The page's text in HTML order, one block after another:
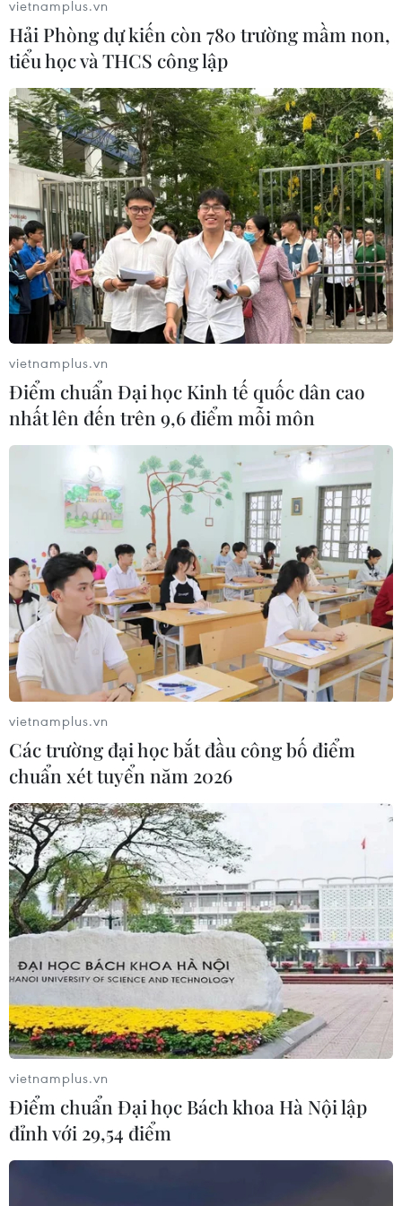
Triều Tiên từ chối để Thụy Điển làm trung
gian cho đàm phán với Mỹ
19/11/2019 08:50
Trưởng đoàn đàm phán Triều Tiên Kim Myong-gil tuyên
bố: "Tôi nghĩ Thụy Điển không cần phải nỗ lực tổ chức
đối thoại cho Triều Tiên và Mỹ nữa."
Nga kêu gọi Mỹ và Triều Tiên nối lại đối
thoại càng sớm càng tốt
20/11/2019 06:55
Thứ trưởng Ngoại giao Nga Igor Morgulov cho biết Nga
mong muốn Triều Tiên và Mỹ nối lại đối thoại càng sớm
càng tốt và chỉ thông qua đối thoại hòa bình mới giải
quyết được bất đồng.
vietnamplus.vn
Hải Phòng dự kiến còn 780 trường mầm non,
tiểu học và THCS công lập
vietnamplus.vn
Điểm chuẩn Đại học Kinh tế quốc dân cao
nhất lên đến trên 9,6 điểm mỗi môn
vietnamplus.vn
Các trường đại học bắt đầu công bố điểm
chuẩn xét tuyển năm 2026
vietnamplus.vn
Điểm chuẩn Đại học Bách khoa Hà Nội lập
đỉnh với 29,54 điểm